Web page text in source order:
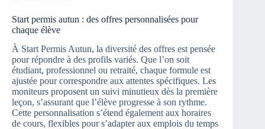
Start permis autun : des offres personnalisées pour
chaque élève
À Start Permis Autun, la diversité des offres est pensée
pour répondre à des profils variés. Que l’on soit
étudiant, professionnel ou retraité, chaque formule est
ajustée pour correspondre aux attentes spécifiques. Les
moniteurs proposent un suivi minutieux dès la première
leçon, s’assurant que l’élève progresse à son rythme.
Cette personnalisation s’étend également aux horaires
de cours, flexibles pour s’adapter aux emplois du temps